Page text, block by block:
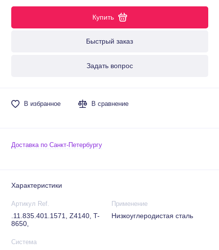
Купить
Быстрый заказ
Задать вопрос
В избранное В сравнение
Доставка по Санкт-Петербургу
Характеристики
Артикул Ref.
.11.835.401.1571, Z4140, T-
8650,
Применение
Низкоуглеродистая сталь
Система